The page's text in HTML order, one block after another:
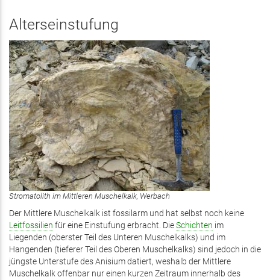
Alterseinstufung
Stromatolith im Mittleren Muschelkalk, Werbach
Der Mittlere Muschelkalk ist fossilarm und hat selbst noch keine
Leitfossilien für eine Einstufung erbracht. DieSchichten im
Liegenden (oberster Teil des Unteren Muschelkalks) und im
Hangenden (tieferer Teil des Oberen Muschelkalks) sind jedoch in die
jüngste Unterstufe des Anisium datiert, weshalb der Mittlere
Muschelkalk offenbar nur einen kurzen Zeitraum innerhalb des